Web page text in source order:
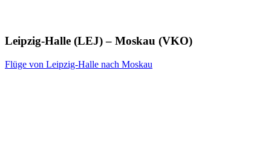
Leipzig-Halle (LEJ) – Moskau (VKO)
Flüge von Leipzig-Halle nach Moskau